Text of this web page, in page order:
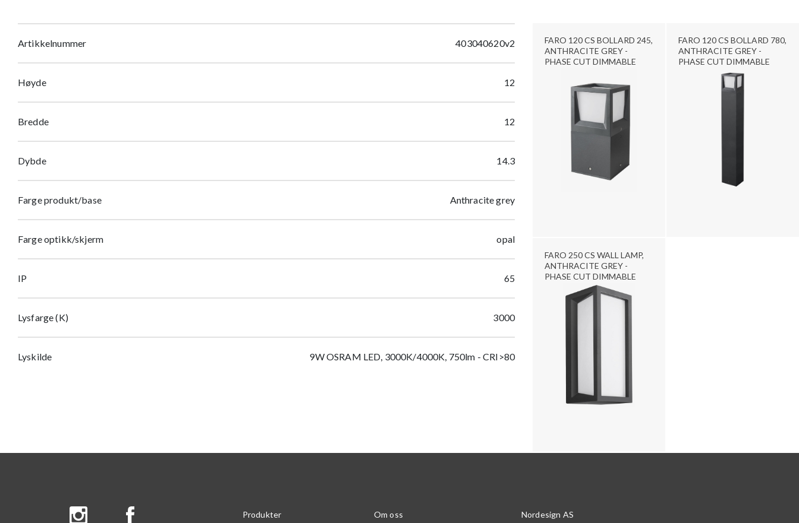
Artikkelnummer 403040620v2
Høyde 12
Bredde 12
Dybde 14.3
Farge produkt/base Anthracite grey
Farge optikk/skjerm opal
IP 65
Lysfarge (K) 3000
Lyskilde 9W OSRAM LED, 3000K/4000K, 750lm - CRI>80
FARO 120 CS BOLLARD 245,
ANTHRACITE GREY -
PHASE CUT DIMMABLE
FARO 120 CS BOLLARD 780,
ANTHRACITE GREY -
PHASE CUT DIMMABLE
FARO 250 CS WALL LAMP,
ANTHRACITE GREY -
PHASE CUT DIMMABLE
Produkter Om oss Nordesign AS